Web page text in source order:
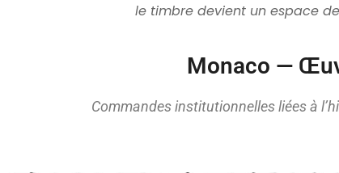
le timbre devient un espace
Monaco —
Commandes institutionnelles liées à